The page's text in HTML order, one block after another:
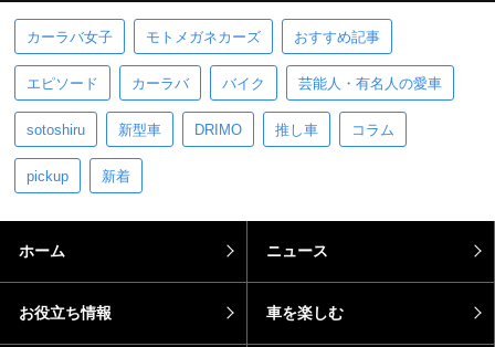
カーラバ女子 モトメガネカーズ おすすめ記事
エピソード カーラバ バイク 芸能人・有名人の愛車
sotoshiru 新型車 DRIMO 推し車 コラム
pickup 新着
ホーム ニュース
お役立ち情報 車を楽しむ